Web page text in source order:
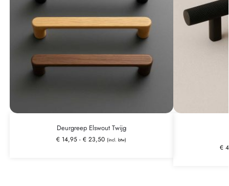
Deurgreep Elswout Twijg
€ 14,95 - € 23,50 (incl. btw)
€